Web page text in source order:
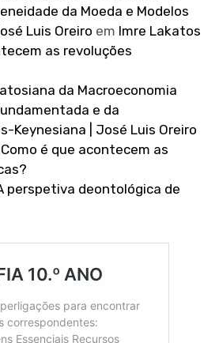
da Moeda e Modelos
Luis Oreiro em Imre Lakatos
as revoluções
da Macroeconomia
e da
Keynesiana | José Luis Oreiro
é que acontecem as
perspetiva deontológica de